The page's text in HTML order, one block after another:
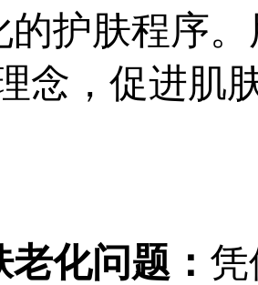
的护肤程序
念，促进肌
化问题：